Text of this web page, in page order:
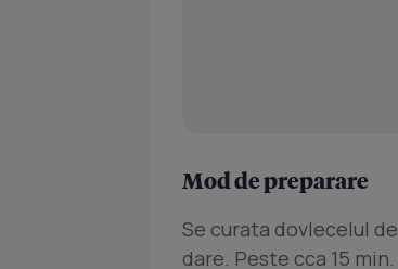
Mod de preparare
Se curata dovlecelul
dare. Peste cca 15